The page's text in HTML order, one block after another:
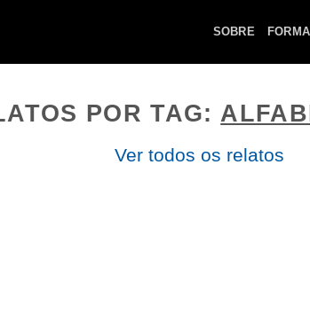
SOBRE
POR TAG:
Ver todos os relatos